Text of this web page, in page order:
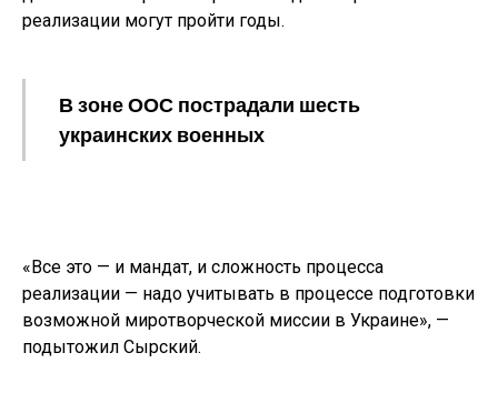
реализации могут пройти годы.
В зоне ООС пострадали шесть
украинских военных
«Все это — и мандат, и сложность процесса
реализации — надо учитывать в процессе подготовки
возможной миротворческой миссии в Украине», —
подытожил Сырский.